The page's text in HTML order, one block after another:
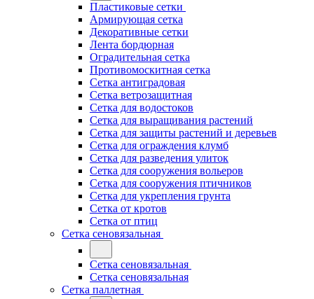
Пластиковые сетки
Армирующая сетка
Декоративные сетки
Лента бордюрная
Оградительная сетка
Противомоскитная сетка
Сетка антиградовая
Сетка ветрозащитная
Сетка для водостоков
Сетка для выращивания растений
Сетка для защиты растений и деревьев
Сетка для ограждения клумб
Сетка для разведения улиток
Сетка для сооружения вольеров
Сетка для сооружения птичников
Сетка для укрепления грунта
Сетка от кротов
Сетка от птиц
Сетка сеновязальная
Сетка сеновязальная
Сетка сеновязальная
Сетка паллетная